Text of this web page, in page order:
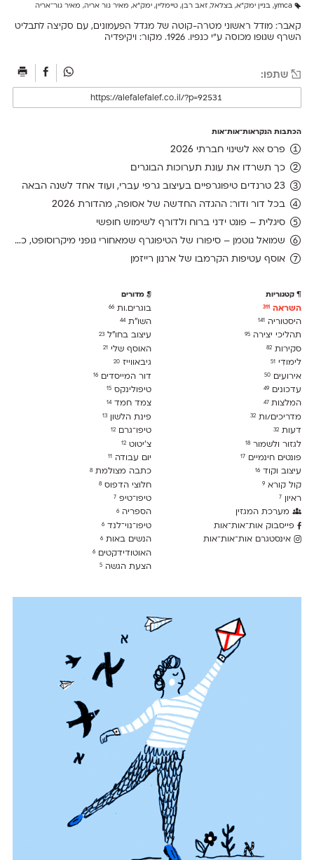
ymca
, בניין ימק״א, בצלאל, זאב רבן, טיימליין, ימק״א, מאיר גור אריה, מאיר גור־אריה
קאבר: מודל ראשוני מטרה-קוטה של מגדל הפעמונים, עם סקיצה לתבליט
השרף שגופו מכוסה ע"י כנפיו. 1926. מקור: ויקיפדיה
שתפו:
הכתבות הנקראות־אות־אות
פרס אאא לשינוי חברתי 2026
כך תשרדו את עונת תערוכות הבוגרים
23 טרנדים טיפוגרפיים בעיצוב גרפי עברי, ועוד אחד לשנה הבאה
בכל דור ודור: ההגדה החדשה של אסופה, מהדורת 2026
סיגלית – פונט ידני ברוח ולדורף לשימוש חופשי
שמואל גוטמן – סיפורו של הטיפוגרף שמאחורי גופני מיקרוסופט, כפי שנחשף בארכיון של נינתו
אוסף עטיפות הקרמבו של ארנון רייזמן
קטגוריות
השראה 311
היסטוריה 141
תהליכי יצירה 95
סקירות 82
לימודִי 51
אירועים 50
עדכונים 49
המלצות47
מדריכים/ות 32
דעות 32
לגזור ולשמור 18
פונטים חינמיים 17
עיצוב וקוד 16
קול קורא 9
ראיון 7
מערכת המגזין
פייסבוק אות־אות־אות
אינסטגרם אות־אות־אות
מדורים
בוגרים.ות66
השו״ת44
עיצוב בחו"ל23
האוסף שלי21
גיבאווייז20
דור המייסדים16
טיפולינקס15
צמד חמד14
פינת הלשון13
טיפו־גרם12
צ׳יטוט12
יום עבודה11
כתבה מצולמת8
חלוצי הדפוס8
טיפו־טיפ7
הספריה6
טיפו־נוי־לנד6
הנשים באות6
האוטודידקטים6
הצעת הגשה5